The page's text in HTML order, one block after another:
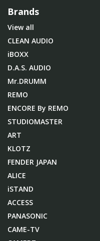
Brands
View all
CLEAN AUDIO
iBOXX
D.A.S. AUDIO
Mr.DRUMM
REMO
ENCORE By REMO
STUDIOMASTER
ART
KLOTZ
FENDER JAPAN
ALICE
iSTAND
ACCESS
PANASONIC
CAME-TV